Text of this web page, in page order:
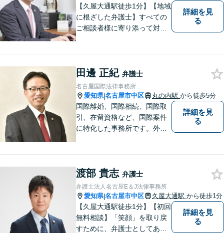
いたします！
【久屋大通駅徒歩1分】【地域
に根ざした弁護士】すべての
ご相談者様に寄り添って対応
ルに対応可能。【明確な料金
体系】当事務所は信頼と安心
をモットーに業務に取り組ん
でいます。
詳細を見
る
田邊 正紀 弁護士
名古屋国際法律事務所
愛知県|名古屋市中区 丸の内駅 から徒歩5分
国際離婚、国際相続、国際取
引、在留資格など、国際案件
に特化した事務所です。外国
います。事務所所属弁護士全
員、英語での案件対応が可能
です。
詳細を見
る
渡部 貴志 弁護士
弁護士法人名古屋E＆J法律事務所
愛知県|名古屋市中区 久屋大通駅 から徒歩1分
【久屋大通駅徒歩1分】【初回
無料相談】「笑顔」を取り戻
すために、弁護士としてあら
詳細を見
る